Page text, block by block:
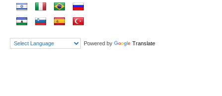
Powered by Translate